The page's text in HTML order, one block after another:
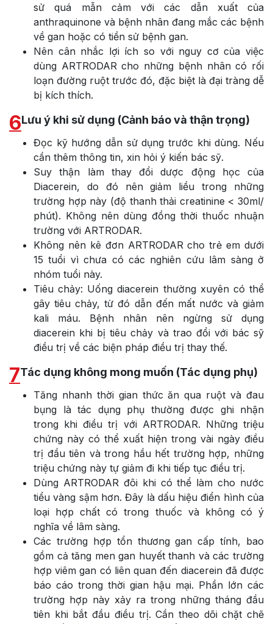
sử quá mẫn cảm với các dẫn xuất của
anthraquinone và bệnh nhân đang mắc các bệnh
về gan hoặc có tiền sử bệnh gan.
Nên cân nhắc lợi ích so với nguy cơ của việc
dùng ARTRODAR cho những bệnh nhân có rối
loạn đường ruột trước đó, đặc biệt là đại tràng dễ
bị kích thích.
6Lưu ý khi sử dụng (Cảnh báo và thận trọng)
Đọc kỹ hướng dẫn sử dụng trước khi dùng. Nếu
cần thêm thông tin, xin hỏi ý kiến bác sỹ.
Suy thận làm thay đổi dược động học của
Diacerein, do đó nên giảm liều trong những
trường hợp này (độ thanh thải creatinine < 30ml/
phút). Không nên dùng đồng thời thuốc nhuận
trường với ARTRODAR.
Không nên kê đơn ARTRODAR cho trẻ em dưới
15 tuổi vì chưa có các nghiên cứu lâm sàng ở
nhóm tuổi này.
Tiêu chảy: Uống diacerein thường xuyên có thể
gây tiêu chảy, từ đó dẫn đến mất nước và giảm
kali máu. Bệnh nhân nên ngừng sử dụng
diacerein khi bị tiêu chảy và trao đổi với bác sỹ
điều trị về các biện pháp điều trị thay thế.
7Tác dụng không mong muốn (Tác dụng phụ)
Tăng nhanh thời gian thức ăn qua ruột và đau
bụng là tác dụng phụ thường được ghi nhận
trong khi điều trị với ARTRODAR. Những triệu
chứng này có thể xuất hiện trong vài ngày điều
trị đầu tiên và trong hầu hết trường hợp, những
triệu chứng này tự giảm đi khi tiếp tục điều trị.
Dùng ARTRODAR đôi khi có thể làm cho nước
tiểu vàng sậm hơn. Đây là dấu hiệu điển hình của
loại hợp chất có trong thuốc và không có ý
nghĩa về lâm sàng.
Các trường hợp tổn thương gan cấp tính, bao
gồm cả tăng men gan huyết thanh và các trường
hợp viêm gan có liên quan đến diacerein đã được
báo cáo trong thời gian hậu mại. Phần lớn các
trường hợp này xảy ra trong những tháng đầu
tiên khi bắt đầu điều trị. Cần theo dõi chặt chẽ